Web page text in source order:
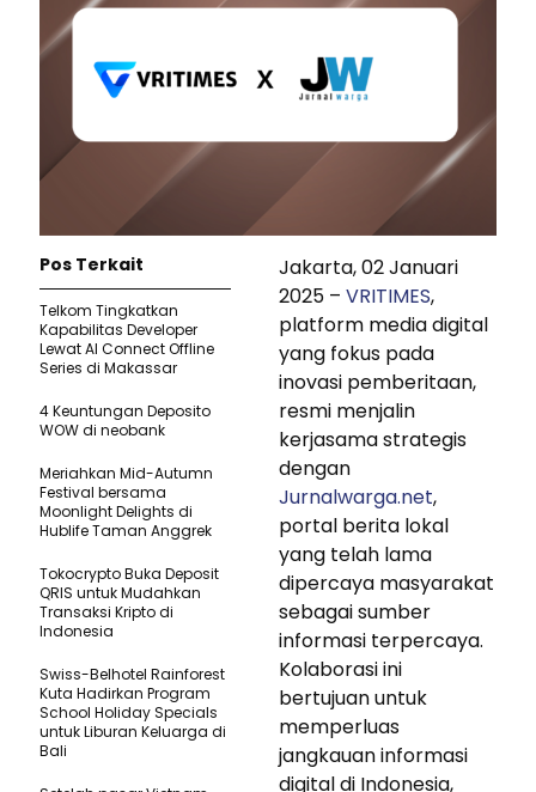
Jakarta, 02 Januari
2025 – VRITIMES,
platform media digital
yang fokus pada
inovasi pemberitaan,
resmi menjalin
kerjasama strategis
dengan
Jurnalwarga.net,
portal berita lokal
yang telah lama
dipercaya masyarakat
sebagai sumber
informasi terpercaya.
Kolaborasi ini
bertujuan untuk
memperluas
jangkauan informasi
digital di Indonesia,
Pos Terkait
Telkom Tingkatkan
Kapabilitas Developer
Lewat AI Connect Offline
Series di Makassar
4 Keuntungan Deposito
WOW di neobank
Meriahkan Mid-Autumn
Festival bersama
Moonlight Delights di
Hublife Taman Anggrek
Tokocrypto Buka Deposit
QRIS untuk Mudahkan
Transaksi Kripto di
Indonesia
Swiss-Belhotel Rainforest
Kuta Hadirkan Program
School Holiday Specials
untuk Liburan Keluarga di
Bali